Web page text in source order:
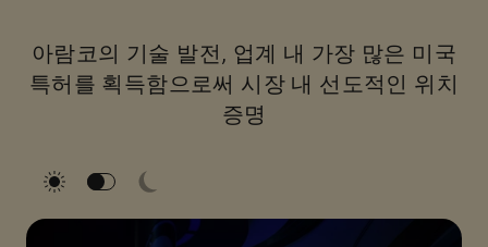
아람코의 기술 발전, 업계 내 가장 많은 미국
특허를 획득함으로써 시장 내 선도적인 위치
증명